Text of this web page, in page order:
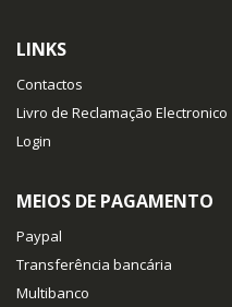
LINKS
Contactos
Livro de Reclamação Electronico
Login
MEIOS DE PAGAMENTO
Paypal
Transferência bancária
Multibanco